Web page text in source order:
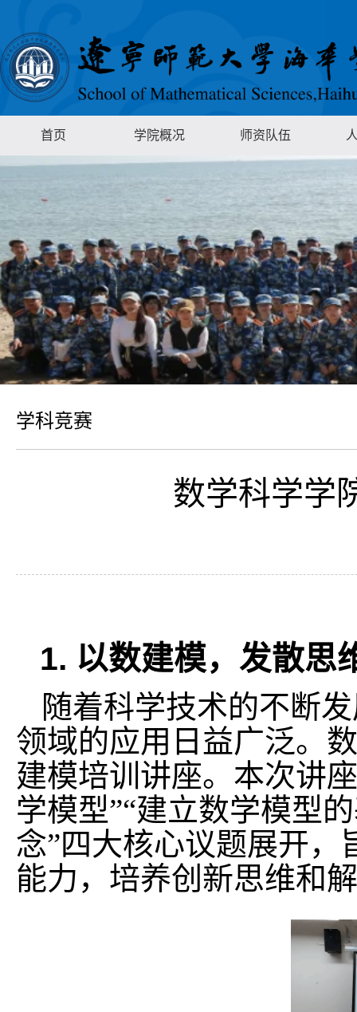
首页 学院概况 师资队伍
学科竞赛
数学科学学
1. 以数建模，发散思
随着科学技术的不断
领域的应用日益广泛。
建模培训讲座。本次讲
学模型”“建立数学模型
念”四大核心议题展开
能力，培养创新思维和